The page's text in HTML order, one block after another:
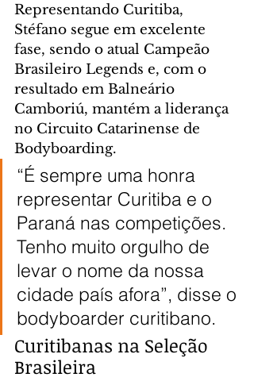
Representando Curitiba,
Stéfano segue em excelente
fase, sendo o atual Campeão
Brasileiro Legends e, com o
resultado em Balneário
Camboriú, mantém a liderança
no Circuito Catarinense de
Bodyboarding.
“É sempre uma honra
representar Curitiba e o
Paraná nas competições.
Tenho muito orgulho de
levar o nome da nossa
cidade país afora”, disse o
bodyboarder curitibano.
Curitibanas na Seleção
Brasileira